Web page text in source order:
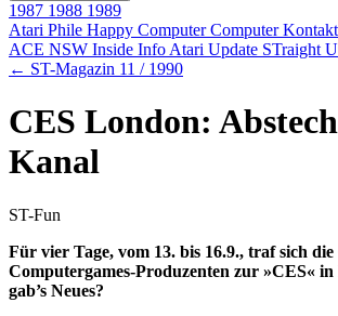
1987 1988 1989
Atari Phile Happy ComputerComputer Kontakt
ACE NSW Inside Info Atari Update STraight
← ST-Magazin 11 / 1990
CES London:
Kanal
ST-Fun
Für vier Tage, vom 13. bis 16.9., traf sich
Computergames-Produzenten zur »CES«
gab’s Neues?